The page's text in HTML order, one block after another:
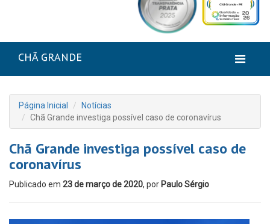
CHÃ GRANDE
Página Inicial
Notícias
Chã Grande investiga possível caso de coronavírus
Chã Grande investiga possível caso de
coronavírus
Publicado em 23 de março de 2020, por Paulo Sérgio